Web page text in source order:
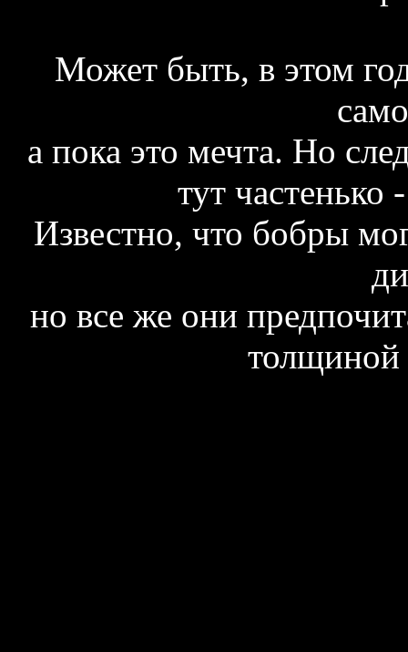
Может быть, в этом
а пока это мечта. Но
тут частенько
Известно, что бобры
но все же они
толщиной